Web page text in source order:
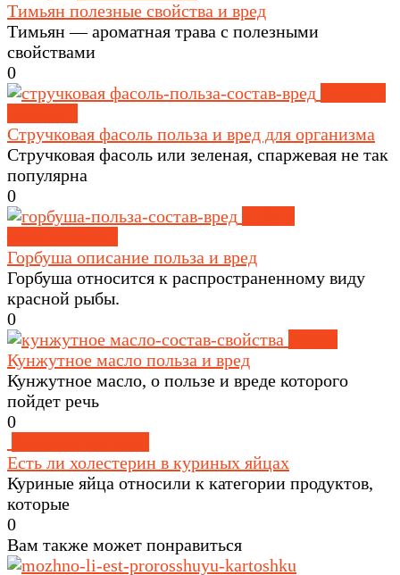
Тимьян полезные свойства и вред
Тимьян — ароматная трава с полезными
свойствами
0
Стручковая фасоль польза и вред для организма
Стручковая фасоль или зеленая, спаржевая не так
популярна
0
Горбуша описание польза и вред
Горбуша относится к распространенному виду
красной рыбы.
0
Кунжутное масло польза и вред
Кунжутное масло, о пользе и вреде которого
пойдет речь
0
Есть ли холестерин в куриных яйцах
Куриные яйца относили к категории продуктов,
которые
0
Вам также может понравиться